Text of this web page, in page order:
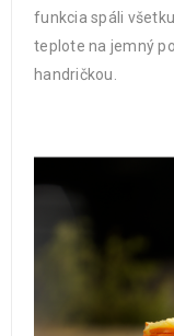
funkcia spáli
teplote na jemný
handričkou.